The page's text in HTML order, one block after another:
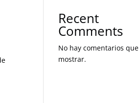
Recent
Comments
No hay comentarios que
mostrar.